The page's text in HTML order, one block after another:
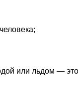
или льдом — это